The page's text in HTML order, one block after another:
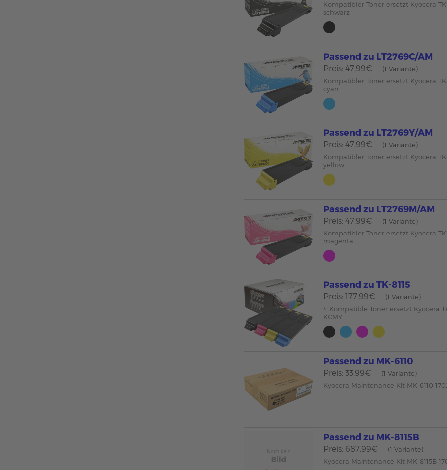
Kompatibler Toner ersetzt Kyocera TK-
schwarz
Passend zu LT2769C/AM
Preis: 47,99€
(1 Variante)
Kompatibler Toner ersetzt Kyocera TK-
cyan
Passend zu LT2769Y/AM
Preis: 47,99€
(1 Variante)
Kompatibler Toner ersetzt Kyocera TK-
yellow
Passend zu LT2769M/AM
Preis: 47,99€
(1 Variante)
Kompatibler Toner ersetzt Kyocera TK-
magenta
Passend zu TK-8115
Preis: 177,99€
(1 Variante)
4 Kompatible Toner ersetzt Kyocera
KCMY
Passend zu MK-6110
Preis: 33,99€
(1 Variante)
Kyocera Maintenance Kit MK-6110
Passend zu MK-8115B
Preis: 687,99€
(1 Variante)
Kyocera Maintenance Kit MK-8115B